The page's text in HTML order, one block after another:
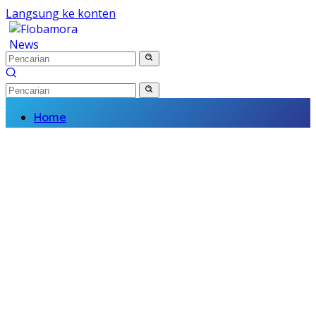
Langsung ke konten
Home